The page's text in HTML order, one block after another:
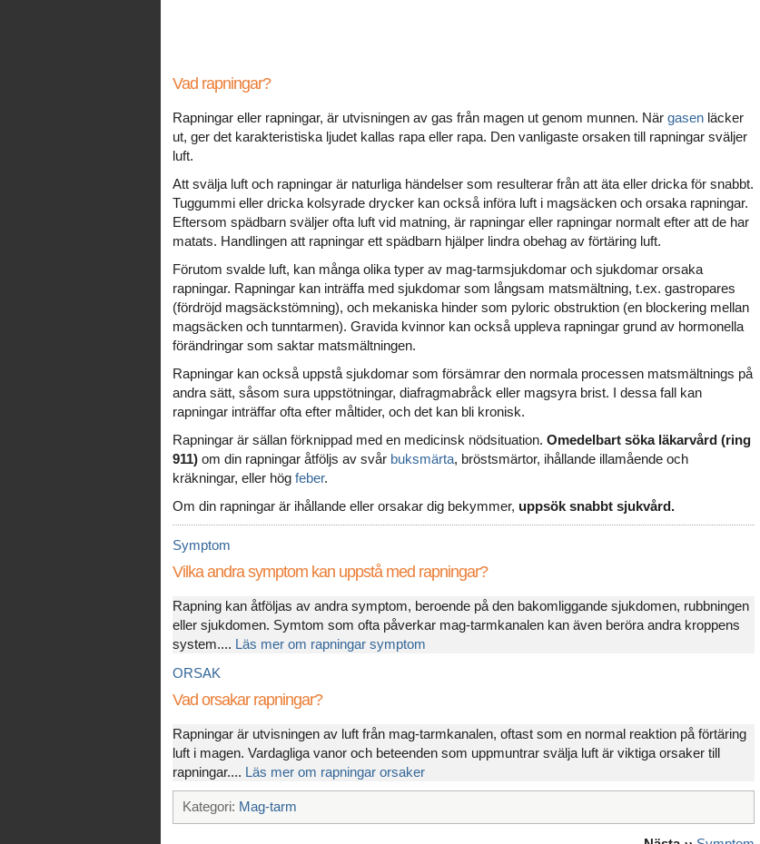
Vad rapningar?
Rapningar eller rapningar, är utvisningen av gas från magen ut genom munnen. När gasen läcker
ut, ger det karakteristiska ljudet kallas rapa eller rapa. Den vanligaste orsaken till rapningar sväljer
luft.
Att svälja luft och rapningar är naturliga händelser som resulterar från att äta eller dricka för snabbt.
Tuggummi eller dricka kolsyrade drycker kan också införa luft i magsäcken och orsaka rapningar.
Eftersom spädbarn sväljer ofta luft vid matning, är rapningar eller rapningar normalt efter att de har
matats. Handlingen att rapningar ett spädbarn hjälper lindra obehag av förtäring luft.
Förutom svalde luft, kan många olika typer av mag-tarmsjukdomar och sjukdomar orsaka
rapningar. Rapningar kan inträffa med sjukdomar som långsam matsmältning, t.ex. gastropares
(fördröjd magsäckstömning), och mekaniska hinder som pyloric obstruktion (en blockering mellan
magsäcken och tunntarmen). Gravida kvinnor kan också uppleva rapningar grund av hormonella
förändringar som saktar matsmältningen.
Rapningar kan också uppstå sjukdomar som försämrar den normala processen matsmältnings på
andra sätt, såsom sura uppstötningar, diafragmabråck eller magsyra brist. I dessa fall kan
rapningar inträffar ofta efter måltider, och det kan bli kronisk.
Rapningar är sällan förknippad med en medicinsk nödsituation. Omedelbart söka läkarvård (ring
911) om din rapningar åtföljs av svår buksmärta, bröstsmärtor, ihållande illamående och
kräkningar, eller hög feber.
Om din rapningar är ihållande eller orsakar dig bekymmer, uppsök snabbt sjukvård.
Symptom
Vilka andra symptom kan uppstå med rapningar?
Rapning kan åtföljas av andra symptom, beroende på den bakomliggande sjukdomen, rubbningen
eller sjukdomen. Symtom som ofta påverkar mag-tarmkanalen kan även beröra andra kroppens
system.... Läs mer om rapningar symptom
ORSAK
Vad orsakar rapningar?
Rapningar är utvisningen av luft från mag-tarmkanalen, oftast som en normal reaktion på förtäring
luft i magen. Vardagliga vanor och beteenden som uppmuntrar svälja luft är viktiga orsaker till
rapningar.... Läs mer om rapningar orsaker
Kategori: Mag-tarm